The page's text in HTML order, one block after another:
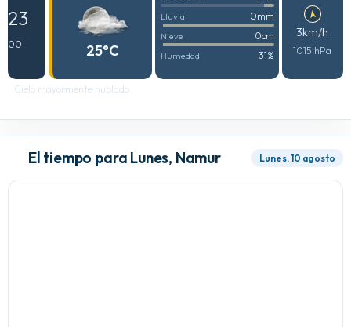
23 :
00
25°C
Lluvia 0mm
Nieve 0cm
Humedad 31%
3km/h
1015 hPa
Cielo mayormente nublado
El tiempo para Lunes, Namur Lunes, 10 agosto